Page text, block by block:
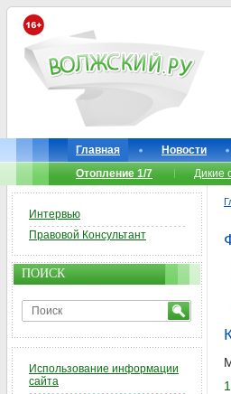
Главная Новости
Отопление 1/7
Дикие
Интервью
Правовой Консультант
ПОИСК
Использование информации
сайта